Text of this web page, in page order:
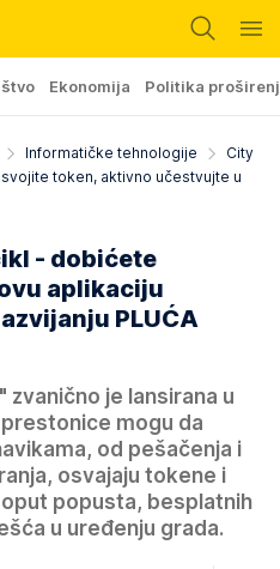
Ekonomija Politika
Informatičke tehnologije
City
token, aktivno učestvujte u
- dobićete
aplikaciju
PLUĆA
zvanično je lansirana u
mogu da
od pešačenja i
osvajaju tokene i
popusta, besplatnih
u uređenju grada.